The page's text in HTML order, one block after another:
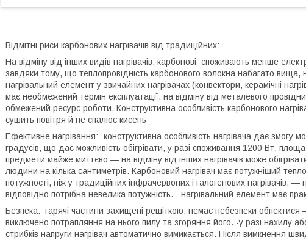
Відмітні риси карбонових нагрівачів від традиційних:
На відміну від інших видів нагрівачів, карбонові споживають менше
завдяки тому, що теплопровідність карбонового волокна набагато вища,
нагрівальний елемент у звичайних нагрівачах (конвектори, керамічні
має необмежений термін експлуатації, на відміну від металевого
обмежений ресурс роботи. Конструктивна особливість карбонового
сушить повітря й не спалює кисень
Ефективне нагрівання: -конструктивна особливість нагрівача дає змогу
градусів, що дає можливість обігрівати, у разі споживання 1200 Вт,
предмети майже миттєво — на відміну від інших нагрівачів може
людини на кілька сантиметрів. Карбоновий нагрівач має потужніший
потужності, ніж у традиційних інфрачервоних і галогенових нагрівачів.
відповідно потрібна невелика потужність. - нагрівальний елемент має
Безпека: гарячі частини захищені решіткою, немає небезпеки обпектися
виключено потрапляння на нього пилу та згоряння його. -у разі нахилу
стрибків напруги нагрівач автоматично вимикається. Після вимкнення